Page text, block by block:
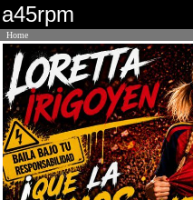
a45rpm
Home